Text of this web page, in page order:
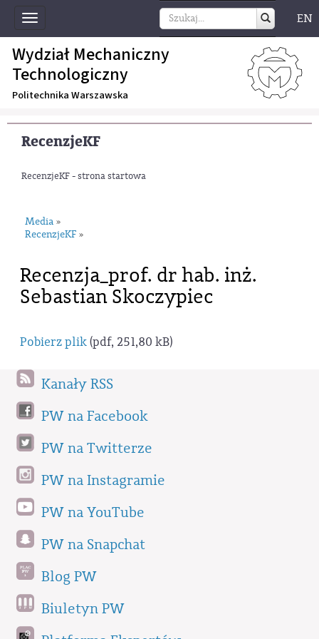
Toggle
navigation
EN
Wydział Mechaniczny
Technologiczny
Politechnika Warszawska
RecenzjeKF
RecenzjeKF - strona startowa
Media »
RecenzjeKF »
Recenzja_prof. dr hab. inż.
Sebastian Skoczypiec
Pobierz plik(pdf, 251,80 kB)
Kanały RSS
PW na Facebook
PW na Twitterze
PW na Instagramie
PW na YouTube
PW na Snapchat
Blog PW
Biuletyn PW